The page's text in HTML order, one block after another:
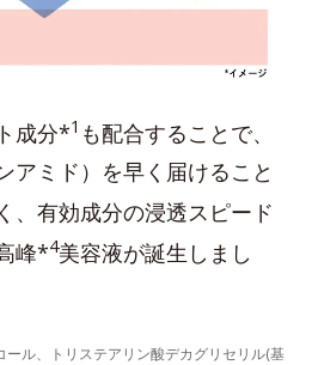
成分*1 も配合することで、
アミド）を早く届けること
、有効成分の浸透スピード
峰*4美容液が誕生しまし
ル、トリステアリン酸デカグリセリル(基